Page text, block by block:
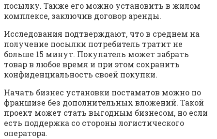
посылку. Также его можно установить в жилом
комплексе, заключив договор аренды.
Исследования подтверждают, что в среднем на
получение посылки потребитель тратит не
больше 15 минут. Покупатель может забрать
товар в любое время и при этом сохранить
конфиденциальность своей покупки.
Начать бизнес установки постаматов можно по
франшизе без дополнительных вложений. Такой
проект может стать выгодным бизнесом, но если
есть поддержка со стороны логистического
оператора.